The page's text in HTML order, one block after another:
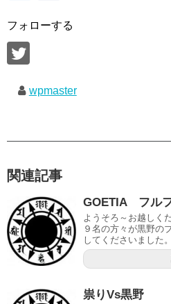
フォローする
wpmaster
関連記事
GOETIA フル
ようそろ～お越しく
９名の方々が黒野の
してくださいました
祟りVs黒野